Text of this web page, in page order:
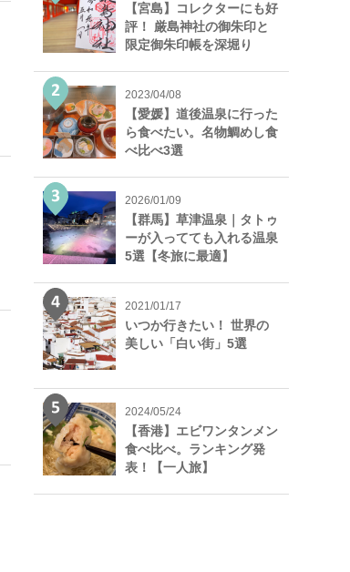
【宮島】コレクターにも好
評！ 厳島神社の御朱印と
限定御朱印帳を深堀り
2023/04/08
【愛媛】道後温泉に行った
ら食べたい。名物鯛めし食
べ比べ3選
2026/01/09
【群馬】草津温泉｜タトゥ
ーが入ってても入れる温泉
5選【冬旅に最適】
2021/01/17
いつか行きたい！ 世界の
美しい「白い街」5選
2024/05/24
【香港】エビワンタンメン
食べ比べ。ランキング発
表！【一人旅】